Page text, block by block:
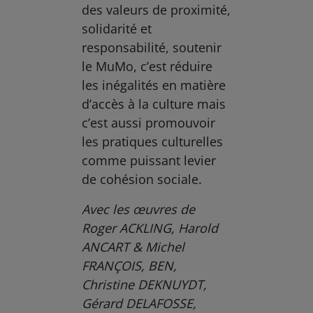
des valeurs de proximité,
solidarité et
responsabilité, soutenir
le MuMo, c’est réduire
les inégalités en matière
d’accès à la culture mais
c’est aussi promouvoir
les pratiques culturelles
comme puissant levier
de cohésion sociale.
Avec les œuvres de
Roger ACKLING, Harold
ANCART & Michel
FRANÇOIS, BEN,
Christine DEKNUYDT,
Gérard DELAFOSSE,